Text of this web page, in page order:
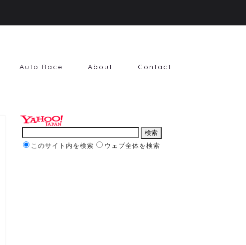
Auto Race About Contact
このサイト内を検索 ウェブ全体を検索